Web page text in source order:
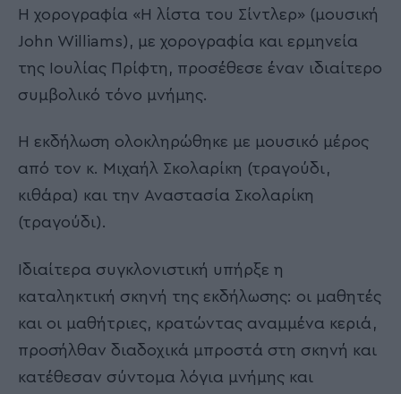
Η χορογραφία «Η λίστα του Σίντλερ» (μουσική
John Williams), με χορογραφία και ερμηνεία
της Ιουλίας Πρίφτη, προσέθεσε έναν ιδιαίτερο
συμβολικό τόνο μνήμης.
Η εκδήλωση ολοκληρώθηκε με μουσικό μέρος
από τον κ. Μιχαήλ Σκολαρίκη (τραγούδι,
κιθάρα) και την Αναστασία Σκολαρίκη
(τραγούδι).
Ιδιαίτερα συγκλονιστική υπήρξε η
καταληκτική σκηνή της εκδήλωσης: οι μαθητές
και οι μαθήτριες, κρατώντας αναμμένα κεριά,
προσήλθαν διαδοχικά μπροστά στη σκηνή και
κατέθεσαν σύντομα λόγια μνήμης και